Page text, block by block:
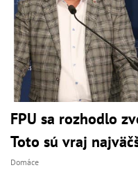
FPU sa rozhodlo
Toto sú vraj
Domáce